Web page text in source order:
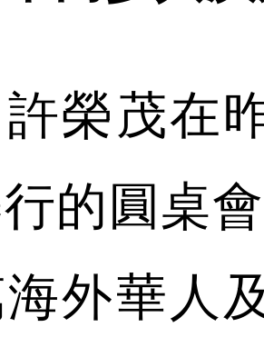
茂在昨
的圓桌
外華人